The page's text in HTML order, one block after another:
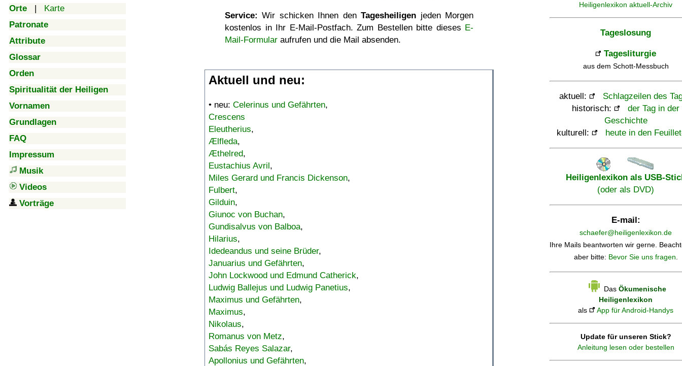
Orte | Karte
Patronate
Attribute
Glossar
Orden
Spiritualität der Heiligen
Vornamen
Grundlagen
FAQ
Impressum
Musik
Videos
Vorträge
Service: Wir schicken Ihnen denTagesheiligen jeden Morgen
kostenlos in Ihr E-Mail-Postfach. Zum Bestellen bitte dieses E-
Mail-Formular aufrufen und die Mail absenden.
Aktuell und neu:
• neu: Celerinus und Gefährten,
Crescens
Eleutherius,
Ælfleda,
Æthelred,
Eustachius Avril,
Miles Gerard und Francis Dickenson,
Fulbert,
Gilduin,
Giunoc von Buchan,
Gundisalvus von Balboa,
Hilarius,
Idedeandus und seine Brüder,
Januarius und Gefährten,
John Lockwood und Edmund Catherick,
Ludwig Ballejus und Ludwig Panetius,
Maximus und Gefährten,
Maximus,
Nikolaus,
Romanus von Metz,
Sabás Reyes Salazar,
Apollonius und Gefährten,
Heiligenlexikon aktuell-Archiv
Tageslosung
Tagesliturgie
aus dem Schott-Messbuch
aktuell:
Schlagzeilen des
historisch:
der Tag in der
Geschichte
kulturell:
heute in den
Heiligenlexikon als USB-
(oder als DVD)
E-mail:
schaefer@heiligenlexikon.de
Ihre Mails beantworten wir gerne.
aber bitte: Bevor Sie uns fragen.
Das Ökumenische
Heiligenlexikon
als
App für Android-Handys
Update für unseren Stick?
Anleitung lesen oder bestellen